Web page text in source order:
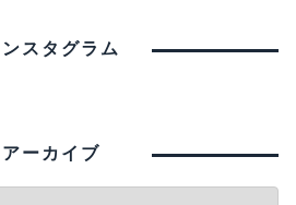
スタグラム
アーカイブ